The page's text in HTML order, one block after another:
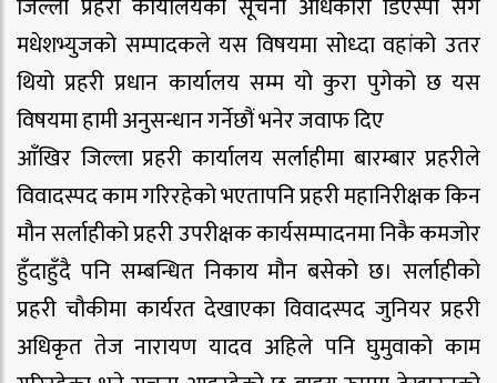
जिल्ला प्रहरी कार्यालयको सूचना अधिकारी डिएस्पी संग
मधेशभ्युजको सम्पादकले यस विषयमा सोध्दा वहांको उतर
थियो प्रहरी प्रधान कार्यालय सम्म यो कुरा पुगेको छ यस
विषयमा हामी अनुसन्धान गर्नेछौं भनेर जवाफ दिए
आँखिर जिल्ला प्रहरी कार्यालय सर्लाहीमा बारम्बार प्रहरीले
विवादस्पद काम गरिरहेको भएतापनि प्रहरी महानिरीक्षक किन
मौन सर्लाहीको प्रहरी उपरीक्षक कार्यसम्पादनमा निकै कमजोर
हुँदाहुँदै पनि सम्बन्धित निकाय मौन बसेको छ। सर्लाहीको
प्रहरी चौकीमा कार्यरत देखाएका विवादस्पद जुनियर प्रहरी
अधिकृत तेज नारायण यादव अहिले पनि घुमुवाको काम